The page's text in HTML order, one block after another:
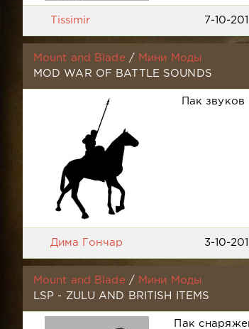
Tissimir 7-10-
Mount and Blade /
Мини Моды
MOD WAR OF BATTLE SOUNDS
Пак звуков
Дима Гончар 3-10-
Mount and Blade /
Мини Моды
LSP - ZULU AND BRITISH ITEMS
Пак